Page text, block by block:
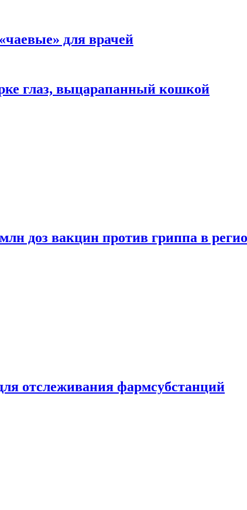
для врачей
глаз, выцарапанный кошкой
доз вакцин против гриппа в
отслеживания фармсубстанций